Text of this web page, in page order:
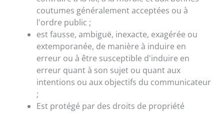
coutumes généralement acceptées ou à
l'ordre public ;
est fausse, ambiguë, inexacte, exagérée ou
extemporanée, de manière à induire en
erreur ou à être susceptible d'induire en
erreur quant à son sujet ou quant aux
intentions ou aux objectifs du communicateur
;
Est protégé par des droits de propriété